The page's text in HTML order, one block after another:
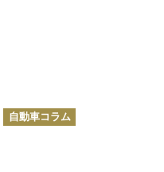
カ
テ
自動車コラム